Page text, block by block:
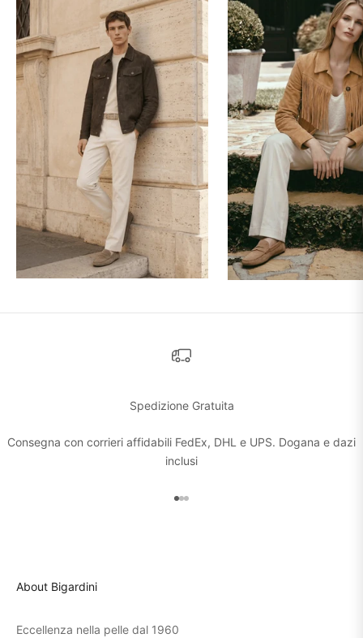
Spedizione Gratuita
Consegna con corrieri affidabili FedEx, DHL e UPS. Dogana e dazi
inclusi
Vai all'articolo 1
Vai all'articolo 2
Vai all'articolo 3
About Bigardini
Eccellenza nella pelle dal 1960